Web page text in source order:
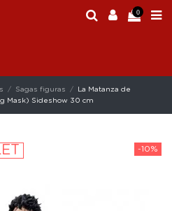
0
Sagas figuras
La Matanza de
Mask) Sideshow 30 cm
-10%